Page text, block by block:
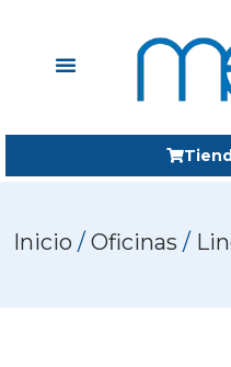
Inicio / Oficinas /